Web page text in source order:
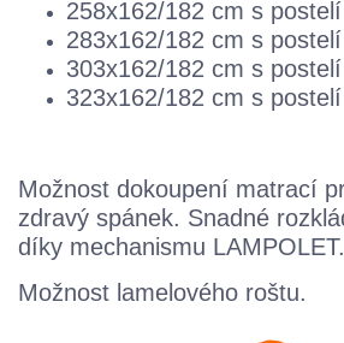
258x162/182 cm s
283x162/182 cm s
303x162/182 cm s
323x162/182 cm s
Možnost dokoupení matrací
zdravý spánek. Snadné
díky mechanismu LAMPOLET.
Možnost lamelového roštu.